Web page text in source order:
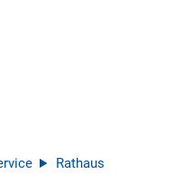
Rathaus